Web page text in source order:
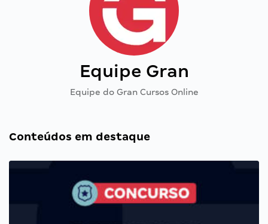
Equipe Gran
Equipe do Gran Cursos Online
Conteúdos em destaque